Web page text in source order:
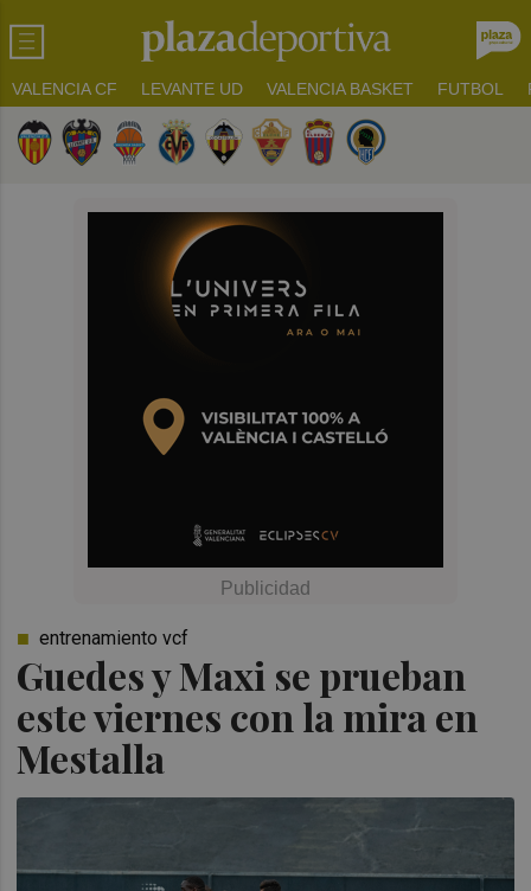
VALENCIA CF LEVANTE UD VALENCIA BASKET FUTBOL
Guedes y Maxi se prueban
este viernes con la mira en
Mestalla
entrenamiento vcf